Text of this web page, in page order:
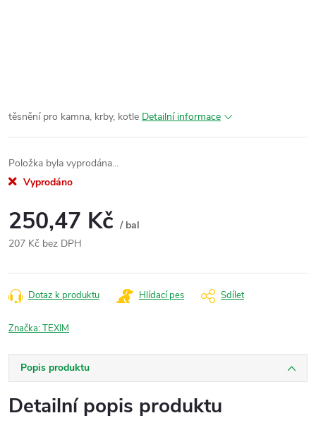
těsnění pro kamna, krby, kotle Detailní informace
Položka byla vyprodána…
Vyprodáno
250,47 Kč / bal
207 Kč bez DPH
cena:
Dotaz k produktu Hlídací pes Sdílet
Značka:TEXIM
Popis produktu
Detailní popis produktu